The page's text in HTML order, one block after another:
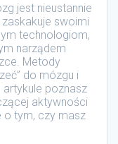
jest nieustannie
swoimi
technologiom,
narządem
Metody
do mózgu i
poznasz
aktywności
o tym, czy masz